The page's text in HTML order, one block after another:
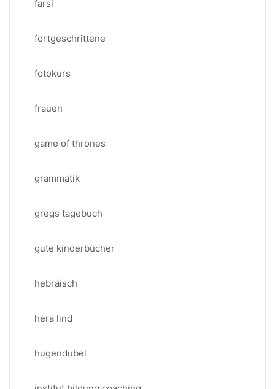
farsi
fortgeschrittene
fotokurs
frauen
game of thrones
grammatik
gregs tagebuch
gute kinderbücher
hebräisch
hera lind
hugendubel